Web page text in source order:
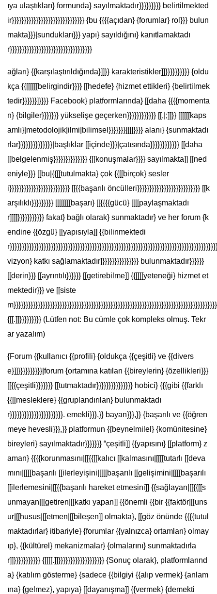
ıya ulaştıkları} formunda} sayılmaktadır}}}}}}}}} belirtilmekted
ir}}}}}}}}}}}}}}}}}}}}}}}}}}}}}} {bu {{{{açıdan} {forumlar} rol}}} bulun
makta}}}|sundukları}}} yapı} sayıldığını} kanıtlamaktadı
r}}}}}}}}}}}}}}}}}}}}}}}}}}}}}}}}}}
ağları} {{karşılaştırıldığında}]]}} karakteristikler]]}}}}}}}}}} {oldu
kça {{[[[[[[belirgindir}}}} [[hedefe} {hizmet ettikleri} {belirtilmek
tedir}}}}}}]}}}} Facebook} platformlarında} [[daha {{{{momenta
n} {bilgiler}}}}}}} yükselişe geçerken}}}}}}}}}}}} [[,|;]]}} [[[[[[kaps
amlı}|metodolojik|ilmi|bilimsel}}}}}}}]]]]}}}} alanı} {sunmaktadı
rlar}}}}}}}}}}}}}}|başlıklar [[içinde}}}|çatısında}}}}}}}}}}}} [[daha
[[belgelenmiş}}}}}}}}}}}}}} {[[konuşmalar}}}} sayılmakta]] [[ned
eniyle}}} [[bu|{{[[tutulmakta} çok {{[[birçok} sesler
i}}}}}}}}}}}}}}}}}}}}}}}}} [[{{başarılı öncülleri}}}}}}}}}}}}}}}}}}}}}}}}}} [[k
arşılıklı}}}}}}}}} [[[[[[[[başarı} [[{{{{gücü} [[[[paylaşmaktadı
r]]]]}}}}}}}}}}} fakat} bağlı olarak} sunmaktadır} ve her forum {k
endine {{özgü} [[yapısıyla]] {{bilinmektedi
vizyon} katkı sağlamaktadır]}}}}}}}}}}}}}}} bulunmaktadır}}}}}}
[[derin}}} [[ayrıntılı}}}}}} [[getirebilme]] {{[[[[yeteneği} hizmet et
mektedir}}} ve [[siste
{[[.]]}}}}}}}}} (Lütfen not: Bu cümle çok kompleks olmuş. Tekr
ar yazalım)
{Forum {{kullanıcı {{profili} {oldukça {{çeşitli} ve {{divers
e}]]}}}}}}}}}}|forum {ortamına katılan {{bireylerin} {özellikleri}}}
[[{{çeşitli}}}}}}} [[tutmaktadır}}}}}}}}}}}}}}} hobici} {{{gibi {{farklı
{{[[mesleklere} {{gruplandırılan} bulunmaktadı
r}}}}}}}}}}}}}}}}}}}}}}. emekli}}},}} bayan}}},}} {başarılı ve {{öğren
meye hevesli}}},}} platformun {{beynelmilel} {komünitesine}
bireyleri} sayılmaktadır}}}}}}} “çeşitli]] {{yapısını} [[platform} z
aman} {{{{korunmasını|[[{{[[kalıcı [[kalmasını|[[[[tutarlı [[deva
mını|[[[[başarılı [[ilerleyişini|[[[[başarılı [[gelişimini|[[[[başarılı
[[ilerlemesini|[[{{başarılı hareket etmesini]] {{sağlayan|[[{{[[s
unmayan|[[getiren|[[katkı yapan]] {{önemli {{bir {{faktör|[[uns
ur|[[husus|[[etmen|[[bileşen]] olmakta}, [[göz önünde {{{{tutul
maktadırlar} itibariyle} {forumlar {{yalnızca} ortamları} olmay
ıp}, {{kültürel} mekanizmalar} {olmalarını} sunmaktadırla
r]]}}}}}}}}}}} {[[[[.]]}}}}}}}}}}}}}}}}}}} {Sonuç olarak}, platformlarınd
a} {katılım gösterme} {sadece {{bilgiyi {{alıp vermek} {anlam
ına} {gelmez}, yapıya} [[dayanışma]] {{vermek} {demekti